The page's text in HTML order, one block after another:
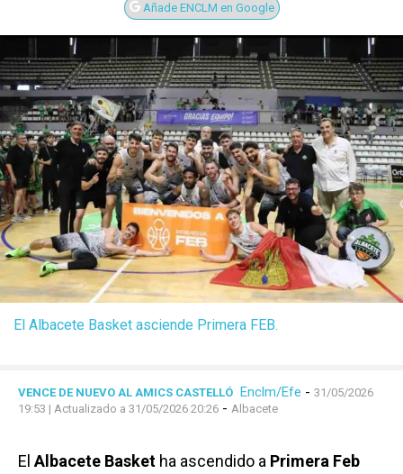
Añade ENCLM en Google
El Albacete Basket asciende Primera FEB.
VENCE DE NUEVO AL AMICS CASTELLÓ Enclm/Efe - 31/05/2026
19:53 | Actualizado a 31/05/2026 20:26 - Albacete
El Albacete Basket ha ascendido a Primera Feb